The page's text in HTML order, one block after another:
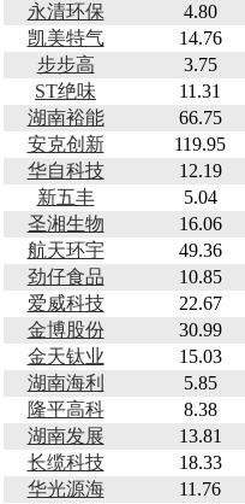
永清环保
4.80
凯美特气
14.76
步步高
3.75
ST绝味
11.31
湖南裕能
66.75
安克创新
119.95
华自科技
12.19
新五丰
5.04
圣湘生物
16.06
航天环宇
49.36
劲仔食品
10.85
爱威科技
22.67
金博股份
30.99
金天钛业
15.03
湖南海利
5.85
隆平高科
8.38
湖南发展
13.81
长缆科技
18.33
华光源海
11.76